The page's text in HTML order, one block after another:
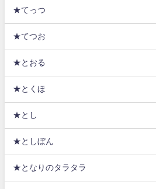
★てっつ
★てつお
★とおる
★とくほ
★とし
★としぼん
★となりのタラタラ